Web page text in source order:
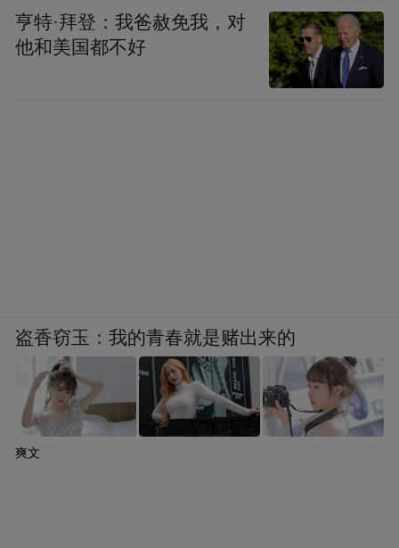
亨特·拜登：我爸赦免我，对
他和美国都不好
盗香窃玉：我的青春就是赌出来的
爽文